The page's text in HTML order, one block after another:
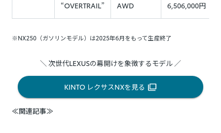
“OVERTRAIL” AWD 6,506,000円
※NX250（ガソリンモデル）は2025年6月をもって生産終了
＼ 次世代LEXUSの幕開けを象徴するモデル ／
KINTO レクサスNXを見る
≪関連記事≫